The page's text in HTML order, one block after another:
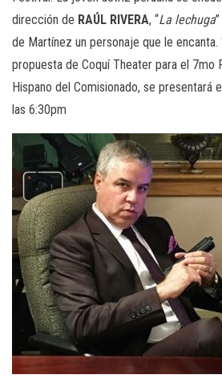
dirección de RAÚL RIVERA, “La lechuga
de Martínez un personaje que le encanta.
propuesta de Coquí Theater para el 7mo
Hispano del Comisionado, se presentará
las 6:30pm